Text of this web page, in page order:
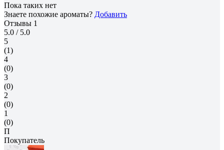
Пока таких нет
Знаете похожие ароматы? Добавить
Отзывы 1
5.0 / 5.0
5
(1)
4
(0)
3
(0)
2
(0)
1
(0)
П
Покупатель